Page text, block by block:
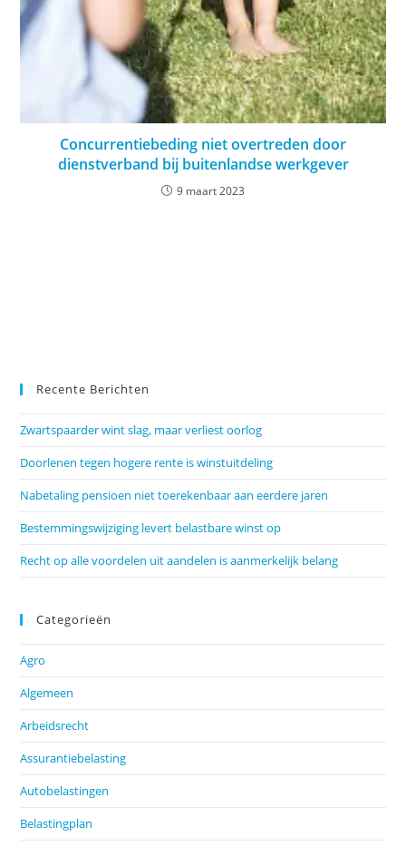
Concurrentiebeding niet overtreden door
dienstverband bij buitenlandse werkgever
9 maart 2023
Recente Berichten
Zwartspaarder wint slag, maar verliest oorlog
Doorlenen tegen hogere rente is winstuitdeling
Nabetaling pensioen niet toerekenbaar aan eerdere jaren
Bestemmingswijziging levert belastbare winst op
Recht op alle voordelen uit aandelen is aanmerkelijk belang
Categorieën
Agro
Algemeen
Arbeidsrecht
Assurantiebelasting
Autobelastingen
Belastingplan